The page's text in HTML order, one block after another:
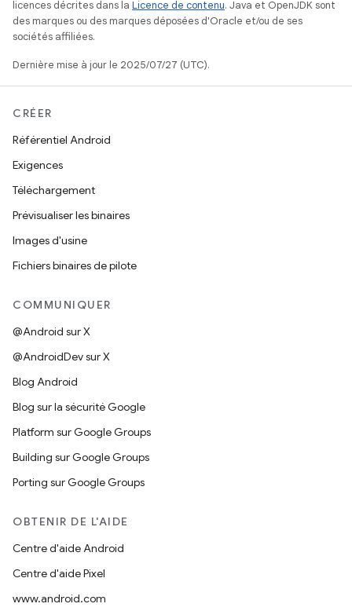
licences décrites dans la Licence de contenu. Java et OpenJDK sont
des marques ou des marques déposées d'Oracle et/ou de ses
sociétés affiliées.
Dernière mise à jour le 2025/07/27 (UTC).
CRÉER
Référentiel Android
Exigences
Téléchargement
Prévisualiser les binaires
Images d'usine
Fichiers binaires de pilote
COMMUNIQUER
@Android sur X
@AndroidDev sur X
Blog Android
Blog sur la sécurité Google
Platform sur Google Groups
Building sur Google Groups
Porting sur Google Groups
OBTENIR DE L'AIDE
Centre d'aide Android
Centre d'aide Pixel
www.android.com